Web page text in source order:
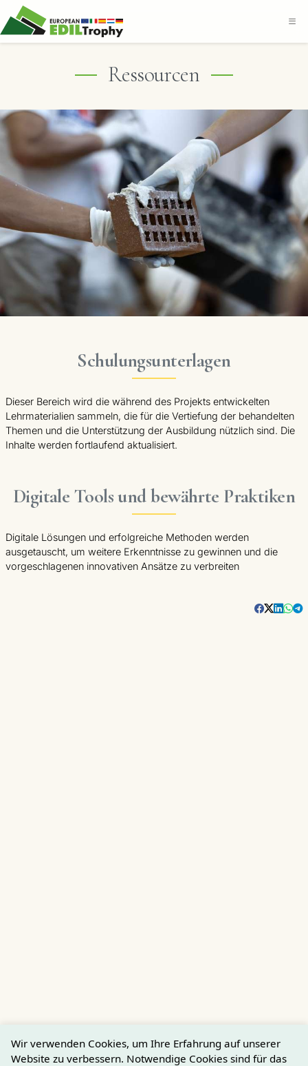
Ressourcen
Schulungsunterlagen
Dieser Bereich wird die während des Projekts entwickelten
Lehrmaterialien sammeln, die für die Vertiefung der behandelten
Themen und die Unterstützung der Ausbildung nützlich sind. Die
Inhalte werden fortlaufend aktualisiert.
Digitale Tools und bewährte Praktiken
Digitale Lösungen und erfolgreiche Methoden werden
ausgetauscht, um weitere Erkenntnisse zu gewinnen und die
vorgeschlagenen innovativen Ansätze zu verbreiten
Wir verwenden Cookies, um Ihre Erfahrung auf unserer
Website zu verbessern. Notwendige Cookies sind für das